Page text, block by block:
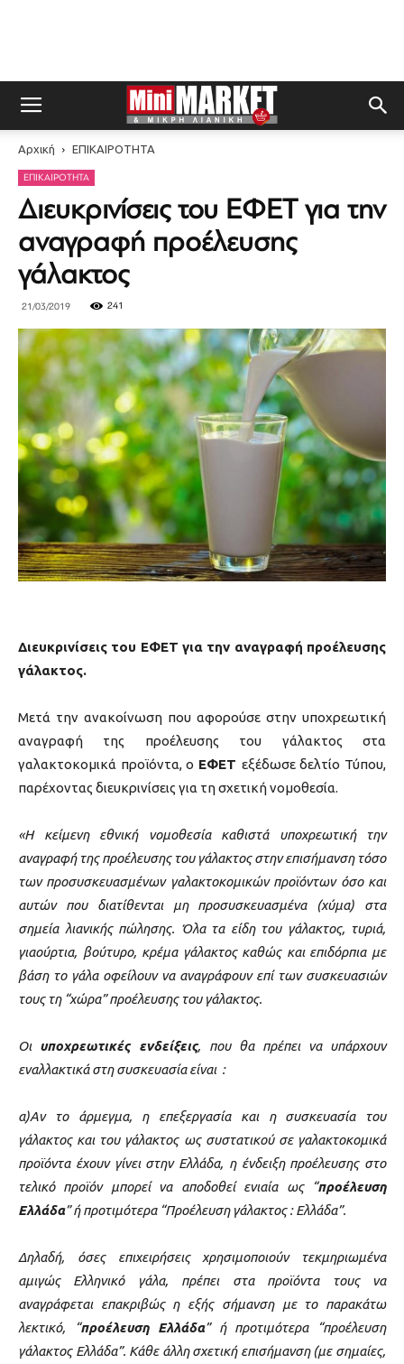
Αρχική ΕΠΙΚΑΙΡΟΤΗΤΑ
ΕΠΙΚΑΙΡΟΤΗΤΑ
Διευκρινίσεις του ΕΦΕΤ για την
αναγραφή προέλευσης
γάλακτος
21/03/2019 241
Διευκρινίσεις του ΕΦΕΤ για την αναγραφή προέλευσης
γάλακτος.
Μετά την ανακοίνωση που αφορούσε στην υποχρεωτική
αναγραφή της προέλευσης του γάλακτος στα
γαλακτοκομικά προϊόντα, ο ΕΦΕΤ εξέδωσε δελτίο Τύπου,
παρέχοντας διευκρινίσεις για τη σχετική νομοθεσία.
«Η κείμενη εθνική νομοθεσία καθιστά υποχρεωτική την
αναγραφή της προέλευσης του γάλακτος στην επισήμανση τόσο
των προσυσκευασμένων γαλακτοκομικών προϊόντων όσο και
αυτών που διατίθενται μη προσυσκευασμένα (χύμα) στα
σημεία λιανικής πώλησης. Όλα τα είδη του γάλακτος, τυριά,
γιαούρτια, βούτυρο, κρέμα γάλακτος καθώς και επιδόρπια με
βάση το γάλα οφείλουν να αναγράφουν επί των συσκευασιών
τους τη “χώρα” προέλευσης του γάλακτος.
Οι υποχρεωτικές ενδείξεις, που θα πρέπει να υπάρχουν
εναλλακτικά στη συσκευασία είναι :
α)Aν το άρμεγμα, η επεξεργασία και η συσκευασία του
γάλακτος και του γάλακτος ως συστατικού σε γαλακτοκομικά
προϊόντα έχουν γίνει στην Ελλάδα, η ένδειξη προέλευσης στο
τελικό προϊόν μπορεί να αποδοθεί ενιαία ως “προέλευση
Ελλάδα” ή προτιμότερα “Προέλευση γάλακτος : Ελλάδα”.
Δηλαδή, όσες επιχειρήσεις χρησιμοποιούν τεκμηριωμένα
αμιγώς Ελληνικό γάλα, πρέπει στα προϊόντα τους να
αναγράφεται επακριβώς η εξής σήμανση με το παρακάτω
λεκτικό, “προέλευση Ελλάδα” ή προτιμότερα “προέλευση
γάλακτος Ελλάδα”. Κάθε άλλη σχετική επισήμανση (με σημαίες,